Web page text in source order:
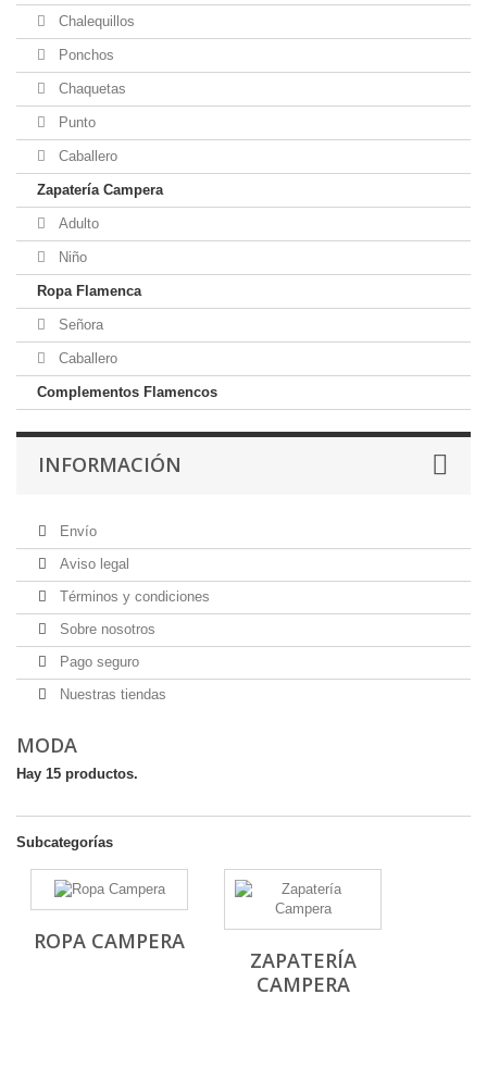
Chalequillos
Ponchos
Chaquetas
Punto
Caballero
Zapatería Campera
Adulto
Niño
Ropa Flamenca
Señora
Caballero
Complementos Flamencos
INFORMACIÓN
Envío
Aviso legal
Términos y condiciones
Sobre nosotros
Pago seguro
Nuestras tiendas
MODA
Hay 15 productos.
Subcategorías
ROPA CAMPERA
ZAPATERÍA
CAMPERA